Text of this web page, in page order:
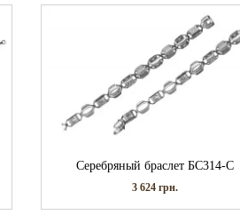
Серебряный браслет БС314-С
3 624грн.